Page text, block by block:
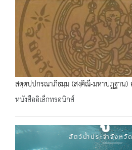
สตฺตปฺปกรณาภิธมฺม (สงฺคิณี-มหาปฎฐาน)
หนังสืออิเล็กทรอนิกส์